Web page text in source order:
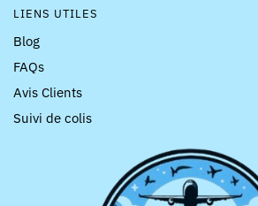
LIENS UTILES
Blog
FAQs
Avis Clients
Suivi de colis